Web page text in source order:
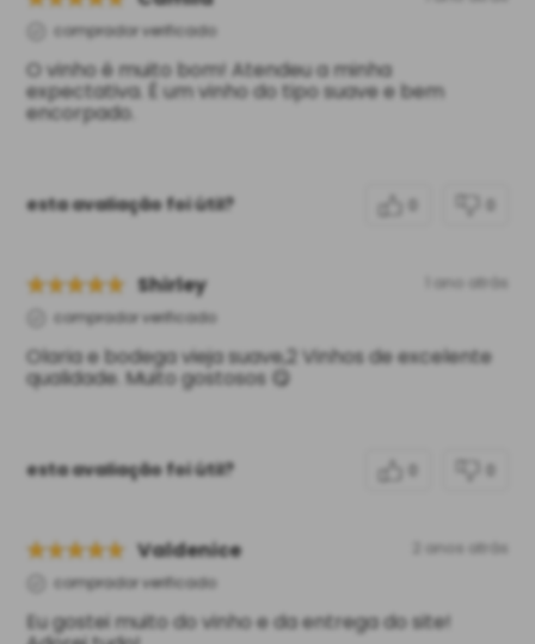
comprador verificado
O vinho é muito bom! Atendeu a minha
expectativa. É um vinho do tipo suave e bem
encorpado.
esta avaliação foi útil?
Shirley 1 ano atrás
comprador verificado
Olaria e bodega vieja suave,2 Vinhos de excelente
qualidade. Muito gostosos 😋
esta avaliação foi útil?
Valdenice 2 anos atrás
comprador verificado
Eu gostei muito do vinho e da entrega do site!